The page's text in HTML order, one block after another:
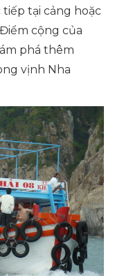
tại cảng hoặc
cộng của
phá thêm
vịnh Nha